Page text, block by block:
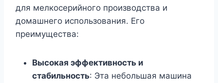
для мелкосерийного производства и
домашнего использования. Его
преимущества:
Высокая эффективность и
стабильность: Эта небольшая машина